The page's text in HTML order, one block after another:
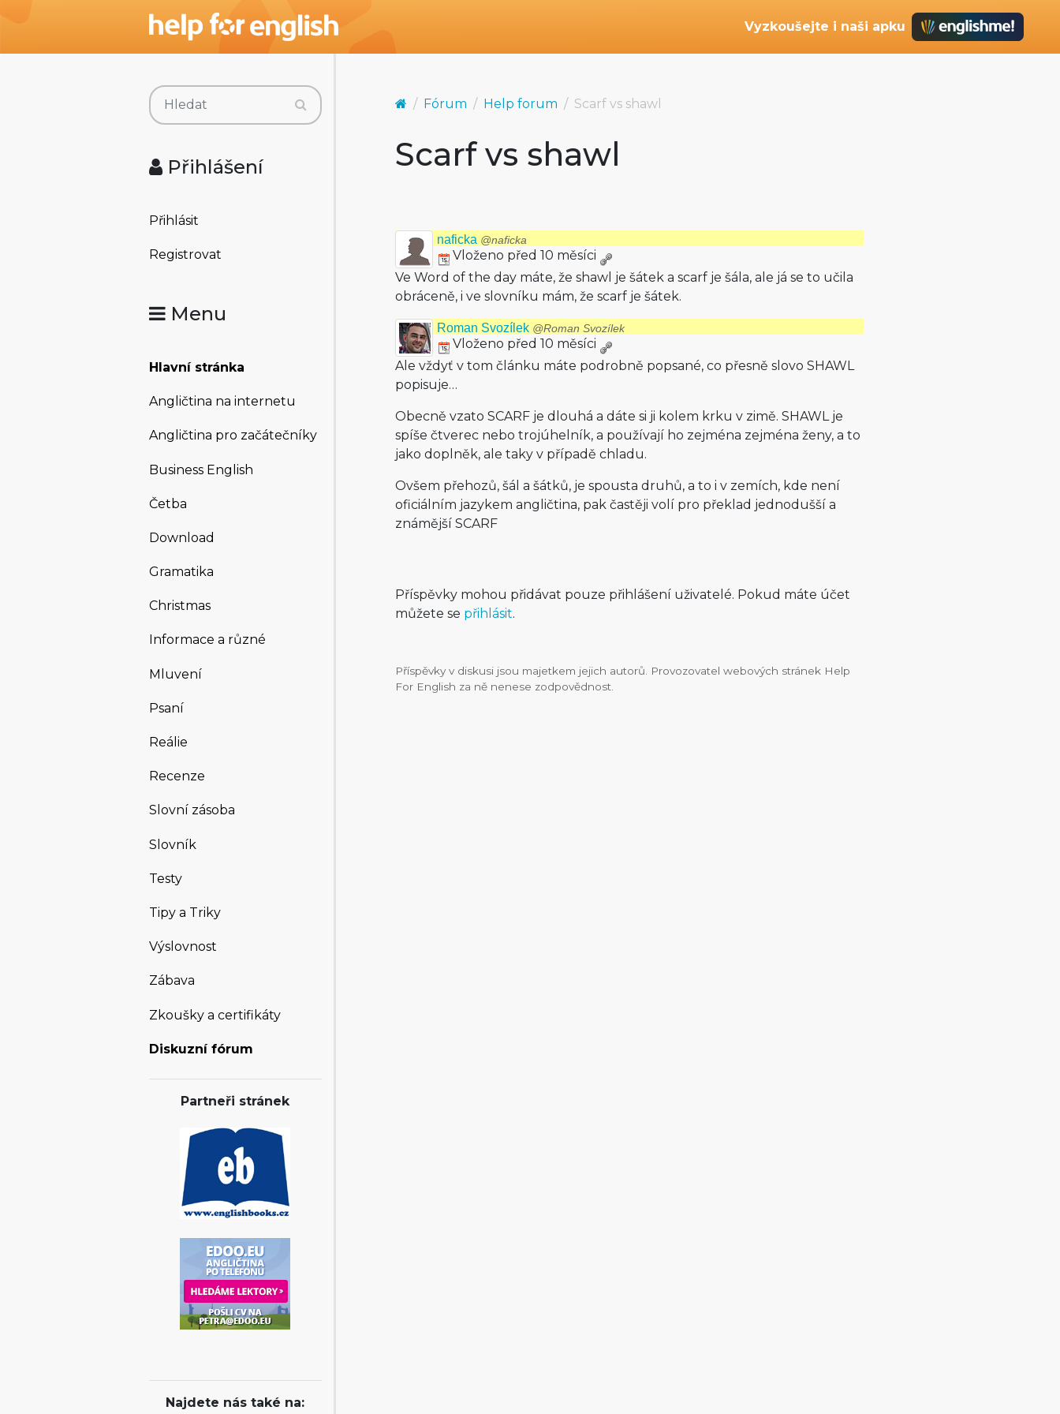
Vyzkoušejte i naši apku
Přihlášení
Přihlásit
Registrovat
Menu
Hlavní stránka
Angličtina na internetu
Angličtina pro začátečníky
Business English
Četba
Download
Gramatika
Christmas
Informace a různé
Mluvení
Psaní
Reálie
Recenze
Slovní zásoba
Slovník
Testy
Tipy a Triky
Výslovnost
Zábava
Zkoušky a certifikáty
Diskuzní fórum
Partneři stránek
Najdete nás také na:
Fórum Help forum Scarf vs shawl
Scarf vs shawl
naficka @naficka
Vloženo před 10 měsíci
Ve Word of the day máte, že shawl je šátek a scarf je šála, ale já se to učila
obráceně, i ve slovníku mám, že scarf je šátek.
Roman Svozílek @Roman Svozílek
Vloženo před 10 měsíci
Ale vždyť v tom článku máte podrobně popsané, co přesně slovo SHAWL
popisuje…
Obecně vzato SCARF je dlouhá a dáte si ji kolem krku v zimě. SHAWL je
spíše čtverec nebo trojúhelník, a používají ho zejména zejména ženy, a to
jako doplněk, ale taky v případě chladu.
Ovšem přehozů, šál a šátků, je spousta druhů, a to i v zemích, kde není
oficiálním jazykem angličtina, pak častěji volí pro překlad jednodušší a
známější SCARF
Příspěvky mohou přidávat pouze přihlášení uživatelé. Pokud máte účet
můžete se přihlásit.
Příspěvky v diskusi jsou majetkem jejich autorů. Provozovatel webových stránek Help
For English za ně nenese zodpovědnost.